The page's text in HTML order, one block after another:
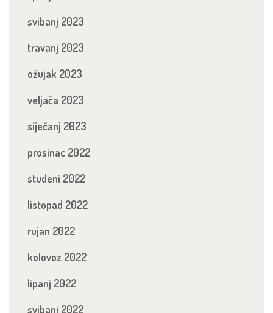
svibanj 2023
travanj 2023
ožujak 2023
veljača 2023
siječanj 2023
prosinac 2022
studeni 2022
listopad 2022
rujan 2022
kolovoz 2022
lipanj 2022
svibanj 2022